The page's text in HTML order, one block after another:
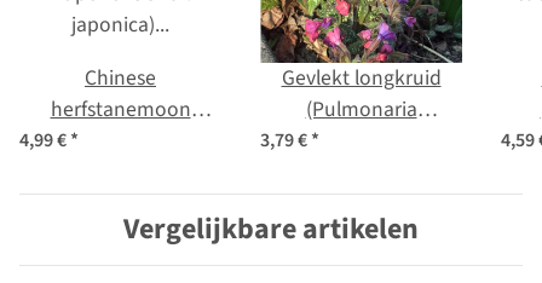
Chinese
herfstanemoon
(Anemone
japonica) zaden
4,99 €*
Gevlekt longkruid
(Pulmonaria
officinalis) bio zaad
3,79 €* 4,59
Vergelijkbare artikelen